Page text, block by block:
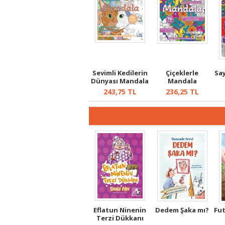
Sevimli Kedilerin
Dünyası Mandala
243,75 TL
Çiçeklerle
Mandala
236,25 TL
Eflatun Ninenin
Terzi Dükkanı
Dedem Şaka mı?